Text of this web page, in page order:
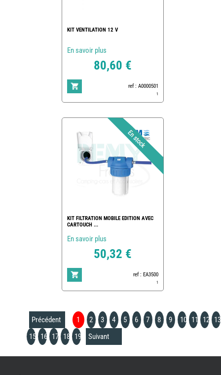
KIT VENTILATION 12 V
En savoir plus
80,60 €
ref : A0000501
1
KIT FILTRATION MOBILE EDITION AVEC
CARTOUCH ...
En savoir plus
50,32 €
ref : EA3500
1
Précédent 1 2 3 4 5 6 7 8 9 10 11 12
13
15
16 17 18 19 Suivant